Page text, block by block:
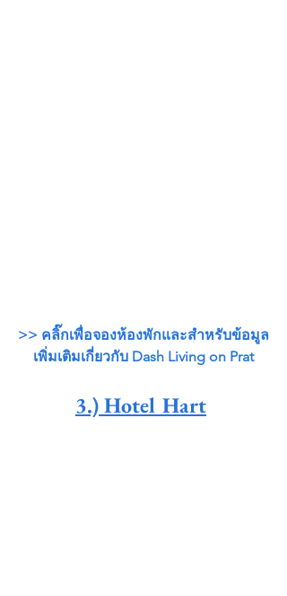
>> คลิ๊กเพื่อจองห้องพักและสำหรับข้อมูล
เพิ่มเติมเกี่ยวกับ Dash Living on Prat
3.) Hotel Hart